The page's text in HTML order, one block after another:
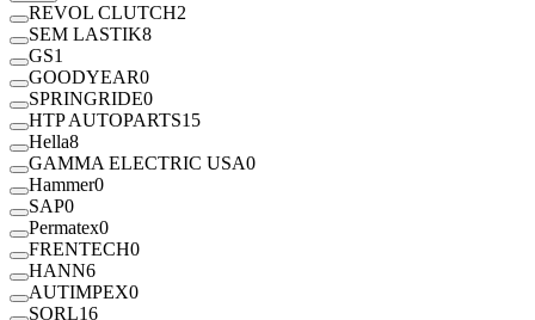
REVOL CLUTCH2
SEM LASTIK8
GS1
GOODYEAR0
SPRINGRIDE0
HTP AUTOPARTS15
Hella8
GAMMA ELECTRIC USA0
Hammer0
SAP0
Permatex0
FRENTECH0
HANN6
AUTIMPEX0
SORL16